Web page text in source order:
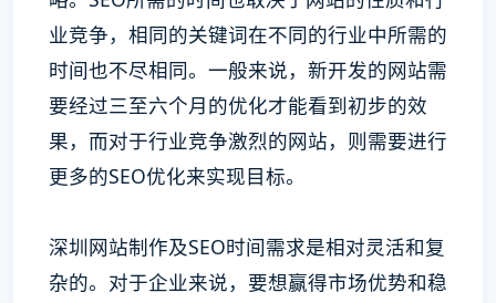
业竞争，相同的关键词在不同的行业中所需的
时间也不尽相同。一般来说，新开发的网站需
要经过三至六个月的优化才能看到初步的效
果，而对于行业竞争激烈的网站，则需要进行
更多的SEO优化来实现目标。
深圳网站制作及SEO时间需求是相对灵活和复
杂的。对于企业来说，要想赢得市场优势和稳